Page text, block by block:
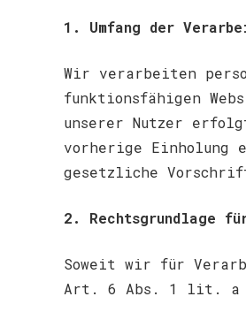
1. Umfang der
Wir verarbeiten
funktionsfähigen
unserer Nutzer
vorherige Einholung
gesetzliche
2. Rechtsgrundlage
Soweit wir für
Art. 6 Abs. 1 lit. a